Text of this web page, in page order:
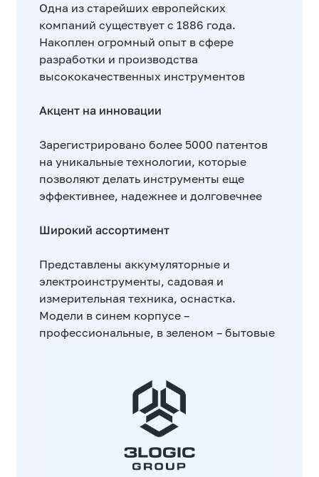
Одна из старейших европейских
компаний существует с 1886 года.
Накоплен огромный опыт в сфере
разработки и производства
высококачественных инструментов
Акцент на инновации
Зарегистрировано более 5000 патентов
на уникальные технологии, которые
позволяют делать инструменты еще
эффективнее, надежнее и долговечнее
Широкий ассортимент
Представлены аккумуляторные и
электроинструменты, садовая и
измерительная техника, оснастка.
Модели в синем корпусе –
профессиональные, в зеленом – бытовые